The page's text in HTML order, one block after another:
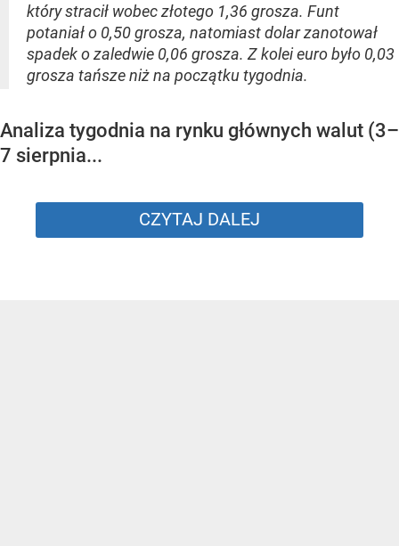
który stracił wobec złotego 1,36 grosza. Funt
potaniał o 0,50 grosza, natomiast dolar zanotował
spadek o zaledwie 0,06 grosza. Z kolei euro było 0,03
grosza tańsze niż na początku tygodnia.
Analiza tygodnia na rynku głównych walut (3–
7 sierpnia...
CZYTAJ DALEJ